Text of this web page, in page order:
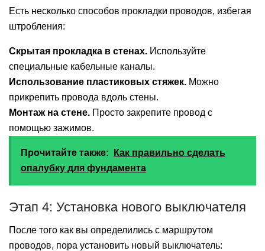
Есть несколько способов прокладки проводов, избегая
штробления:
Скрытая прокладка в стенах. Используйте
специальные кабельные каналы.
Использование пластиковых стяжек. Можно
прикрепить провода вдоль стены.
Монтаж на стене. Просто закрепите провод с
помощью зажимов.
Прочитайте также:
Как правильно сделать
опалубку для фундамента
Этап 4: Установка нового выключателя
После того как вы определились с маршрутом
проводов, пора установить новый выключатель: